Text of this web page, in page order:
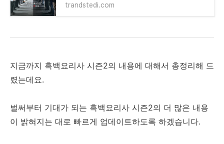
trandstedi.com
지금까지 흑백요리사 시즌2의 내용에 대해서 총정리해 드
렸는데요.
벌써부터 기대가 되는 흑백요리사 시즌2의 더 많은 내용
이 밝혀지는 대로 빠르게 업데이트하도록 하겠습니다.